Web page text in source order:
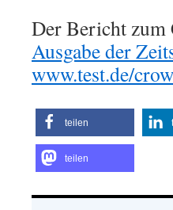
Der Bericht
Ausgabe der
www.test.de/
teilen
teilen